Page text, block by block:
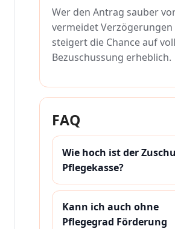
Wer den Antrag sauber
vermeidet Verzögerungen
steigert die Chance auf
Bezuschussung erheblich.
FAQ
Wie hoch ist der
Pflegekasse?
Kann ich auch ohne
Pflegegrad Förderung